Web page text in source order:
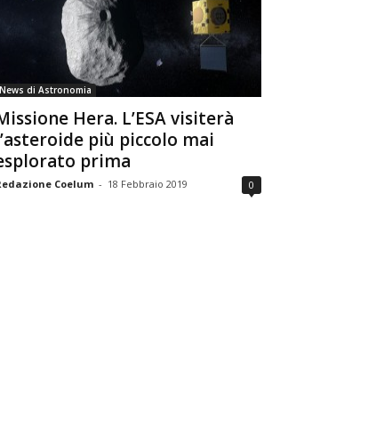
o
i
a
News di Astronomia
Hera. L’ESA visiterà
più piccolo mai
prima
Coelum - 18 Febbraio 2019 0